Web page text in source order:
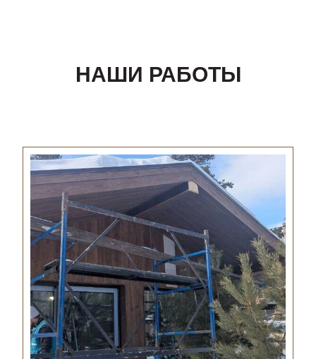
НАШИ РАБОТЫ